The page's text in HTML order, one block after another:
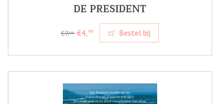
DE PRESIDENT
€7,99 €4,99 Bestel bij